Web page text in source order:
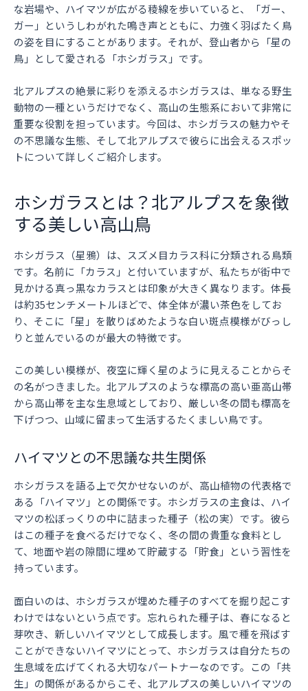
な岩場や、ハイマツが広がる稜線を歩いていると、「ガー、
ガー」というしわがれた鳴き声とともに、力強く羽ばたく鳥
の姿を目にすることがあります。それが、登山者から「星の
鳥」として愛される「ホシガラス」です。
北アルプスの絶景に彩りを添えるホシガラスは、単なる野生
動物の一種というだけでなく、高山の生態系において非常に
重要な役割を担っています。今回は、ホシガラスの魅力やそ
の不思議な生態、そして北アルプスで彼らに出会えるスポッ
トについて詳しくご紹介します。
ホシガラスとは？北アルプスを象徴
する美しい高山鳥
ホシガラス（星鴉）は、スズメ目カラス科に分類される鳥類
です。名前に「カラス」と付いていますが、私たちが街中で
見かける真っ黒なカラスとは印象が大きく異なります。体長
は約35センチメートルほどで、体全体が濃い茶色をしてお
り、そこに「星」を散りばめたような白い斑点模様がびっし
りと並んでいるのが最大の特徴です。
この美しい模様が、夜空に輝く星のように見えることからそ
の名がつきました。北アルプスのような標高の高い亜高山帯
から高山帯を主な生息域としており、厳しい冬の間も標高を
下げつつ、山域に留まって生活するたくましい鳥です。
ハイマツとの不思議な共生関係
ホシガラスを語る上で欠かせないのが、高山植物の代表格で
ある「ハイマツ」との関係です。ホシガラスの主食は、ハイ
マツの松ぼっくりの中に詰まった種子（松の実）です。彼ら
はこの種子を食べるだけでなく、冬の間の貴重な食料とし
て、地面や岩の隙間に埋めて貯蔵する「貯食」という習性を
持っています。
面白いのは、ホシガラスが埋めた種子のすべてを掘り起こす
わけではないという点です。忘れられた種子は、春になると
芽吹き、新しいハイマツとして成長します。風で種を飛ばす
ことができないハイマツにとって、ホシガラスは自分たちの
生息域を広げてくれる大切なパートナーなのです。この「共
生」の関係があるからこそ、北アルプスの美しいハイマツの